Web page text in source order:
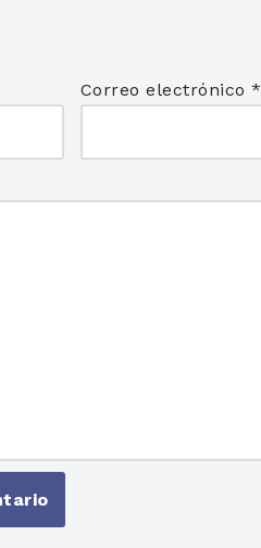
Correo electrónico*